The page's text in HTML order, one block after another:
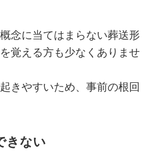
念に当てはまらない葬送形
覚える方も少なくありませ
きやすいため、事前の根回
きない